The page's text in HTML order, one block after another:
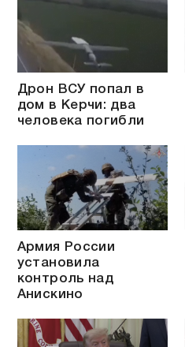
Дрон ВСУ попал в
дом в Керчи: два
человека погибли
Армия России
установила
контроль над
Анискино